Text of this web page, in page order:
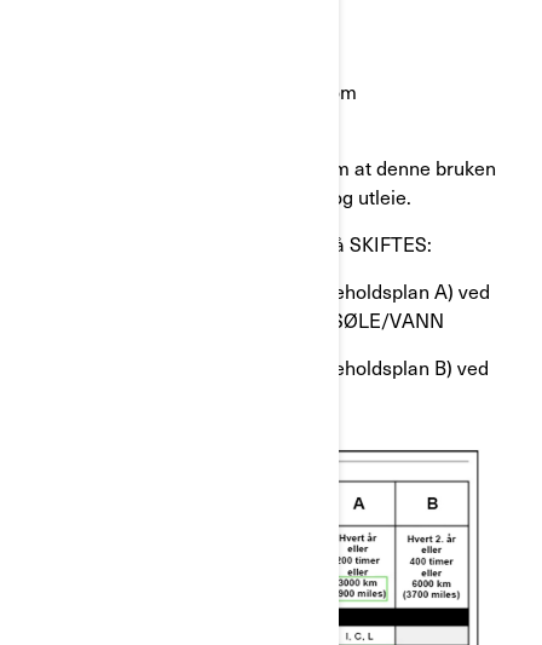
BRP sender ut revidert informasjon om
(1) KREVENDE BRUK - presisering om at denne bruken
inkluderer kommersiell bruk/arbeid og utleie.
(2) Skyveplate i sekundærvariator må SKIFTES:
● Hver 3000 km (1900 miles) (Vedlikeholdsplan A) ved
KREVENDE BRUK eller BRUK I DYP SØLE/VANN
● Hver 6000 km (3700 miles) (Vedlikeholdsplan B) ved